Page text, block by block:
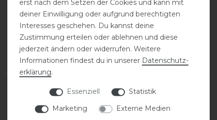
Schuhcreme 75 ml
0.075 Liter | 132,00 € / Liter
ARTIKEL MERKEN
Schuhcreme 75 ml
0.075 Liter | 132,00 € / Liter
ARTIKEL MERKEN
erst nach dem Setzen der Cookies und kann mit
deiner Einwilligung oder aufgrund berechtigten
Interesses geschehen. Du kannst deine
Zustimmung erteilen oder ablehnen und diese
jederzeit ändern oder widerrufen. Weitere
Informationen findest du in unserer Daten­schutz­
erklärung.
Essenziell
Statistik
Marketing
Externe Medien